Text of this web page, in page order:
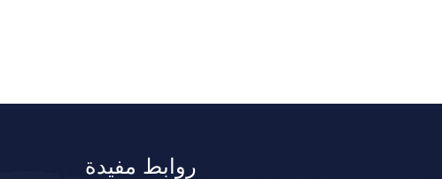
روابط مفيدة